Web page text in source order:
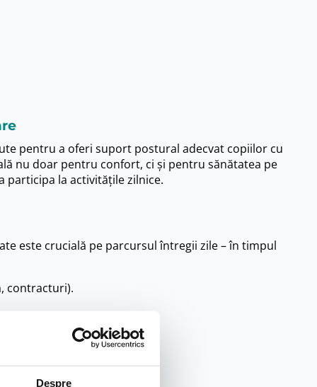
Despre
pentru a oferi suport postural adecvat copiilor cu
nu doar pentru confort, ci și pentru sănătatea pe
participa la activitățile zilnice.
este crucială pe parcursul întregii zile – în timpul
contracturi).